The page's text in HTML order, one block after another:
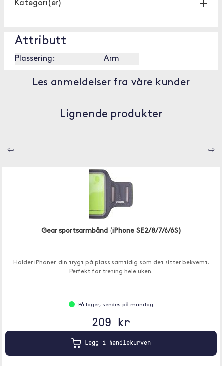
Kategori(er)
Attributt
Plassering: Arm
Les anmeldelser fra våre kunder
Lignende produkter
⇦ ⇨
Gear sportsarmbånd (iPhone SE2/8/7/6/6S)
Holder iPhonen din trygt på plass samtidig som det sitter bekvemt.
Perfekt for trening hele uken.
På lager, sendes på mandag
209 kr
Legg i handlekurven